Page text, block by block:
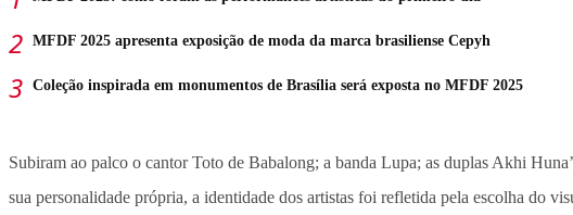
MFDF 2025 apresenta exposição de moda da marca brasiliense Cepyh
Coleção inspirada em monumentos de Brasília será exposta no MFDF 2025
Subiram ao palco o cantor Toto de Babalong; a banda Lupa; as duplas Akhi
sua personalidade própria, a identidade dos artistas foi refletida pela escolha do